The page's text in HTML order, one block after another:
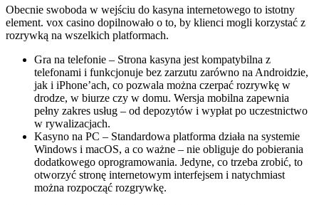
Obecnie swoboda w wejściu do kasyna internetowego to istotny
element. vox casino dopilnowało o to, by klienci mogli korzystać z
rozrywką na wszelkich platformach.
Gra na telefonie – Strona kasyna jest kompatybilna z
telefonami i funkcjonuje bez zarzutu zarówno na Androidzie,
jak i iPhone’ach, co pozwala można czerpać rozrywkę w
drodze, w biurze czy w domu. Wersja mobilna zapewnia
pełny zakres usług – od depozytów i wypłat po uczestnictwo
w rywalizacjach.
Kasyno na PC – Standardowa platforma działa na systemie
Windows i macOS, a co ważne – nie obliguje do pobierania
dodatkowego oprogramowania. Jedyne, co trzeba zrobić, to
otworzyć stronę internetowym interfejsem i natychmiast
można rozpocząć rozgrywkę.